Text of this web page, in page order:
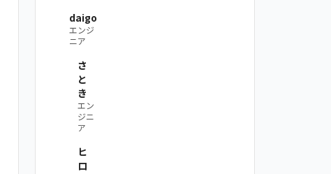
daigo
エンジ
ニア
さ
と
き
エン
ジニ
ア
ヒ
ロ